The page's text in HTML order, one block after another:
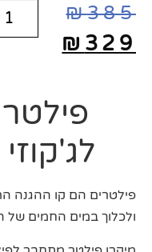
₪385
₪ 329
לג'קוזי Sundance
פילטרים הם קו ההגנה
ולכלוך במים החמים של